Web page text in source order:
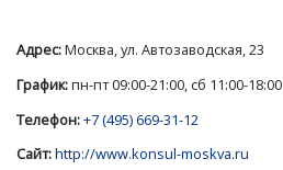
Адрес:Москва, ул. Автозаводская, 23
График:пн-пт 09:00-21:00, сб 11:00-18:00
Телефон:+7 (495) 669-31-12
Сайт:http://www.konsul-moskva.ru